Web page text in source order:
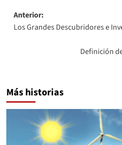
Navegación
de
Anterior:
Los Grandes Descubridores e
Definición
Más historias